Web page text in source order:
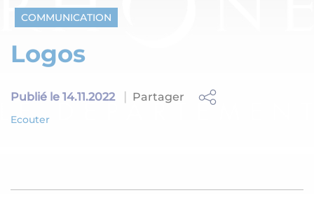
COMMUNICATION
Logos
Publié le 14.11.2022 Partager
Ecouter